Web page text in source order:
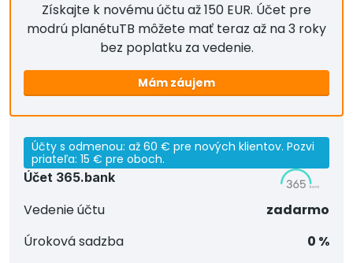
Získajte k novému účtu až 150 EUR. Účet pre
modrú planétuTB môžete mať teraz až na 3 roky
bez poplatku za vedenie.
Mám záujem
Účty s odmenou: až 60 € pre nových klientov. Pozvi
priateľa: 15 € pre oboch.
Účet 365.bank
Vedenie účtu
zadarmo
Úroková sadzba
0 %